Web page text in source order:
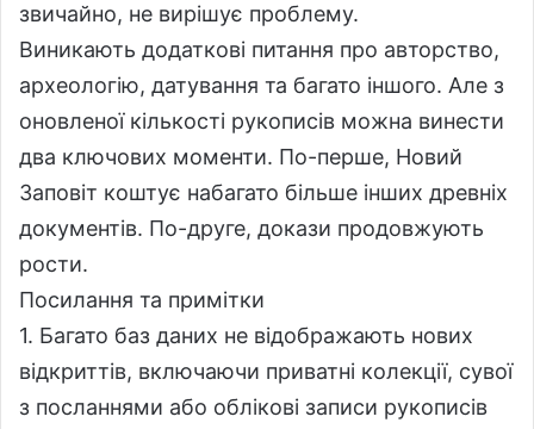
звичайно, не вирішує проблему.
Виникають додаткові питання про авторство,
археологію, датування та багато іншого. Але з
оновленої кількості рукописів можна винести
два ключових моменти. По-перше, Новий
Заповіт коштує набагато більше інших древніх
документів. По-друге, докази продовжують
рости.
Посилання та примітки
1. Багато баз даних не відображають нових
відкриттів, включаючи приватні колекції, сувої
з посланнями або облікові записи рукописів